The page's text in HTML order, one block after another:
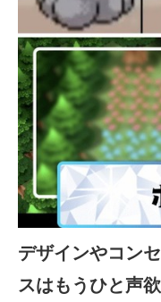
デザインやコン
スはもうひと声